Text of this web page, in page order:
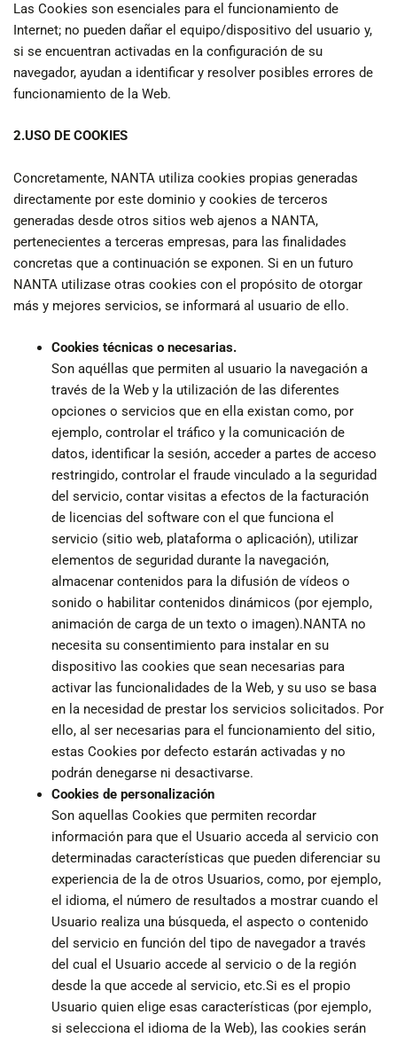
Las Cookies son esenciales para el funcionamiento de
Internet; no pueden dañar el equipo/dispositivo del usuario y,
si se encuentran activadas en la configuración de su
navegador, ayudan a identificar y resolver posibles errores de
funcionamiento de la Web.
2.USO DE COOKIES
Concretamente, NANTA utiliza cookies propias generadas
directamente por este dominio y cookies de terceros
generadas desde otros sitios web ajenos a NANTA,
pertenecientes a terceras empresas, para las finalidades
concretas que a continuación se exponen. Si en un futuro
NANTA utilizase otras cookies con el propósito de otorgar
más y mejores servicios, se informará al usuario de ello.
Cookies técnicas o necesarias.
Son aquéllas que permiten al usuario la navegación a
través de la Web y la utilización de las diferentes
opciones o servicios que en ella existan como, por
ejemplo, controlar el tráfico y la comunicación de
datos, identificar la sesión, acceder a partes de acceso
restringido, controlar el fraude vinculado a la seguridad
del servicio, contar visitas a efectos de la facturación
de licencias del software con el que funciona el
servicio (sitio web, plataforma o aplicación), utilizar
elementos de seguridad durante la navegación,
almacenar contenidos para la difusión de vídeos o
sonido o habilitar contenidos dinámicos (por ejemplo,
animación de carga de un texto o imagen).NANTA no
necesita su consentimiento para instalar en su
dispositivo las cookies que sean necesarias para
activar las funcionalidades de la Web, y su uso se basa
en la necesidad de prestar los servicios solicitados. Por
ello, al ser necesarias para el funcionamiento del sitio,
estas Cookies por defecto estarán activadas y no
podrán denegarse ni desactivarse.
Cookies de personalización
Son aquellas Cookies que permiten recordar
información para que el Usuario acceda al servicio con
determinadas características que pueden diferenciar su
experiencia de la de otros Usuarios, como, por ejemplo,
el idioma, el número de resultados a mostrar cuando el
Usuario realiza una búsqueda, el aspecto o contenido
del servicio en función del tipo de navegador a través
del cual el Usuario accede al servicio o de la región
desde la que accede al servicio, etc.Si es el propio
Usuario quien elige esas características (por ejemplo,
si selecciona el idioma de la Web), las cookies serán